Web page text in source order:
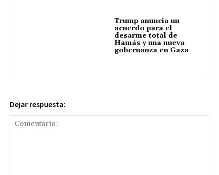
Trump anuncia un
acuerdo para el
desarme total de
Hamás y una nueva
gobernanza en Gaza
Dejar respuesta: